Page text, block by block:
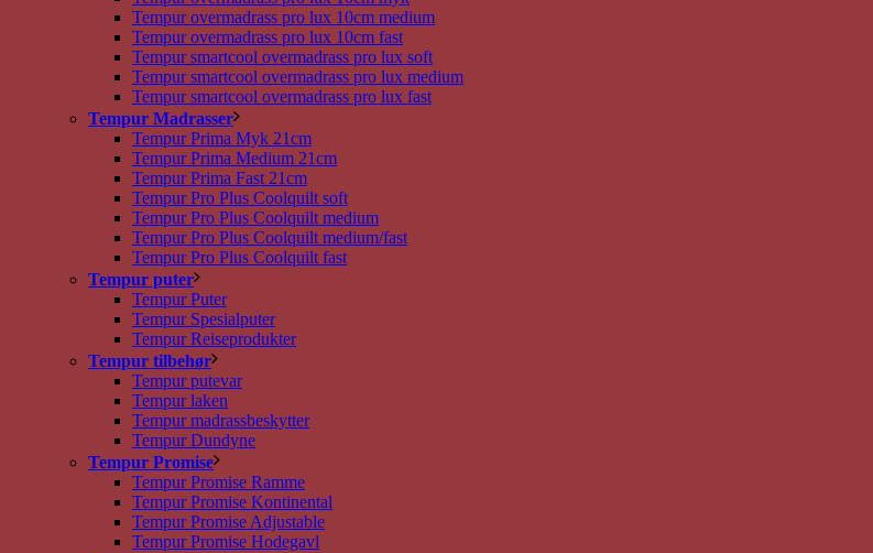
Tempur overmadrass pro lux 10cm medium
Tempur overmadrass pro lux 10cm fast
Tempur smartcool overmadrass pro lux soft
Tempur smartcool overmadrass pro lux medium
Tempur smartcool overmadrass pro lux fast
Tempur Madrasser
Tempur Prima Myk 21cm
Tempur Prima Medium 21cm
Tempur Prima Fast 21cm
Tempur Pro Plus Coolquilt soft
Tempur Pro Plus Coolquilt medium
Tempur Pro Plus Coolquilt medium/fast
Tempur Pro Plus Coolquilt fast
Tempur puter
Tempur Puter
Tempur Spesialputer
Tempur Reiseprodukter
Tempur tilbehør
Tempur putevar
Tempur laken
Tempur madrassbeskytter
Tempur Dundyne
Tempur Promise
Tempur Promise Ramme
Tempur Promise Kontinental
Tempur Promise Adjustable
Tempur Promise Hodegavl